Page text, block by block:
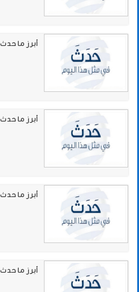
أبرز ما
أبرز ما
أبرز ما
أبرز ما